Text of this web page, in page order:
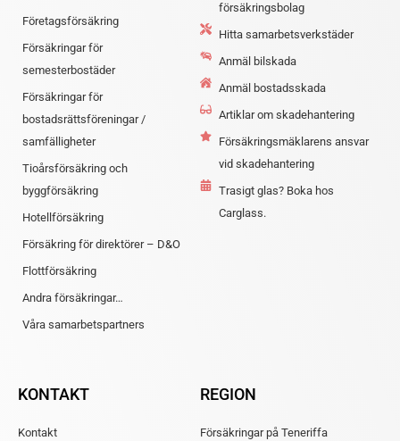
Företagsförsäkring
Försäkringar för
semesterbostäder
Försäkringar för
bostadsrättsföreningar /
samfälligheter
Tioårsförsäkring och
byggförsäkring
Hotellförsäkring
Försäkring för direktörer – D&O
Flottförsäkring
Andra försäkringar…
Våra samarbetspartners
försäkringsbolag
Hitta samarbetsverkstäder
Anmäl bilskada
Anmäl bostadsskada
Artiklar om skadehantering
Försäkringsmäklarens ansvar
vid skadehantering
Trasigt glas? Boka hos
Carglass.
KONTAKT
Kontakt
REGION
Försäkringar på Teneriffa